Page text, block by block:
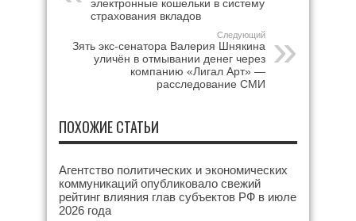
электронные кошельки в систему
страхования вкладов
Следующий
Зять экс-сенатора Валерия Шнякина
уличён в отмывании денег через
компанию «Лигал Арт» —
расследование СМИ
ПОХОЖИЕ СТАТЬИ
Агентство политических и экономических
коммуникаций опубликовало свежий
рейтинг влияния глав субъектов РФ в июле
2026 года